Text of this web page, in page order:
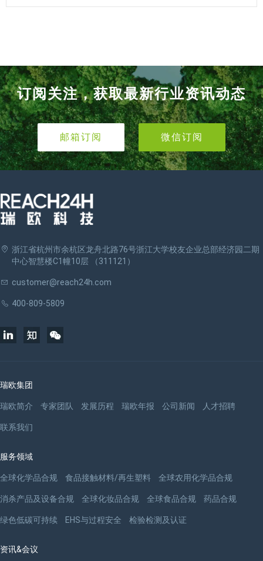
订阅关注，获取最新行业资讯动态
邮箱订阅 微信订阅
浙江省杭州市余杭区龙舟北路76号浙江大学校友企业总部经济园二期
中心智慧楼C1幢10层 （311121）
customer@reach24h.com
400-809-5809
瑞欧集团
瑞欧简介 专家团队 发展历程 瑞欧年报 公司新闻 人才招聘
联系我们
服务领域
全球化学品合规 食品接触材料/再生塑料 全球农用化学品合规
消杀产品及设备合规 全球化妆品合规 全球食品合规 药品合规
绿色低碳可持续 EHS与过程安全 检验检测及认证
资讯&会议